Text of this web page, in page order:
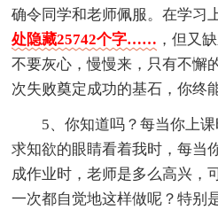
确令同学和老师佩服。在学习
处隐藏25742个字…… ，但又
不要灰心，慢慢来，只有不懈
次失败奠定成功的基石，你终
5、你知道吗？每当你上
求知欲的眼睛看着我时，每当
成作业时，老师是多么高兴，
一次都自觉地这样做呢？特别